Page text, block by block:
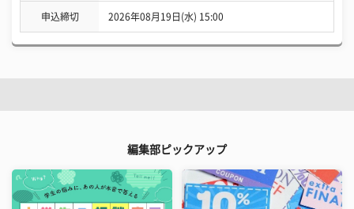
申込締切 2026年08月19日(水) 15:00
編集部ピックアップ